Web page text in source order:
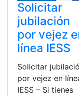
Solicitar
jubilación
por vejez
línea IESS
Solicitar
por vejez en
IESS – Si tienes